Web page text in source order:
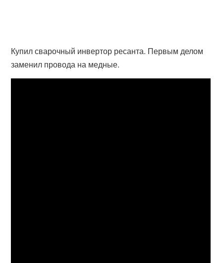
Купил сварочный инвертор ресанта. Первым делом
заменил провода на медные.